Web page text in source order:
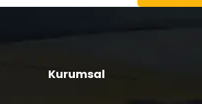
Kurumsal